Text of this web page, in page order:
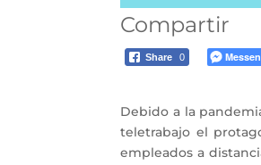
Compartir
Share 0
Debido a la
teletrabajo el
empleados a